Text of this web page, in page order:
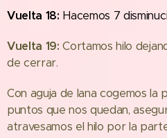
Vuelta 18: Hacemos 7
Vuelta 19:Cortamos hilo
de cerrar.
Con aguja de lana cogemos
puntos que nos quedan,
atravesamos el hilo por la